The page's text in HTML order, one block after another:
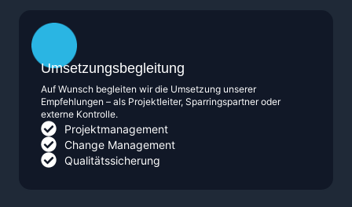
Umsetzungsbegleitung
Auf Wunsch begleiten wir die Umsetzung unserer
Empfehlungen – als Projektleiter, Sparringspartner oder
externe Kontrolle.
Projektmanagement
Change Management
Qualitätssicherung